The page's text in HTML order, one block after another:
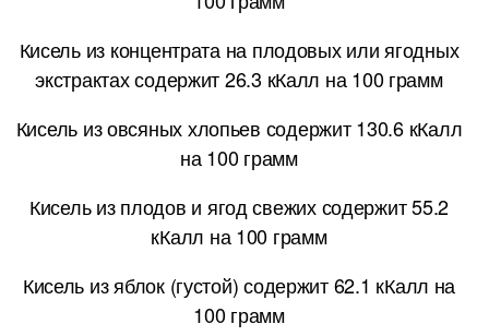
Кисель из концентрата на плодовых или ягодных
экстрактах содержит 26.3 кКалл на 100 грамм
Кисель из овсяных хлопьев содержит 130.6 кКалл
на 100 грамм
Кисель из плодов и ягод свежих содержит 55.2
кКалл на 100 грамм
Кисель из яблок (густой) содержит 62.1 кКалл на
100 грамм